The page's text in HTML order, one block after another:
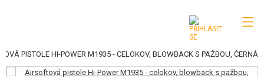
KATEGORIE
PISTOLE HI-POWER M1935 - CELOKOV, BLOWBACK S PAŽBOU, ČERNÁ